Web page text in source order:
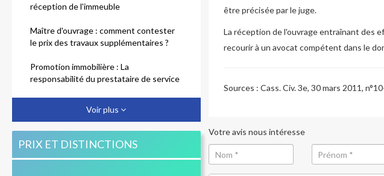
réception de l'immeuble
Maître d'ouvrage : comment contester
le prix des travaux supplémentaires ?
Promotion immobilière : La
responsabilité du prestataire de service
recours pour l'acheteur ?
Réception tacite des travaux et
responsabilité des constructeurs
Voir plus
PRIX ET DISTINCTIONS
être précisée par le juge.
La réception de l'ouvrage entraînant des
recourir à un avocat compétent dans le
Sources : Cass. Civ. 3e, 30 mars 2011,
Votre avis nous intéresse